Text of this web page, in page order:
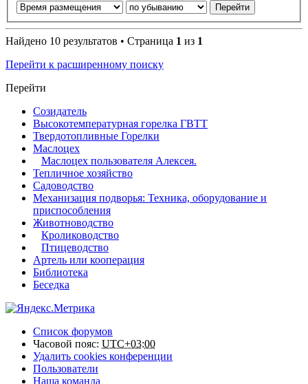
Найдено 10 результатов • Страница 1 из 1
Перейти к расширенному поиску
Перейти
Созидатель
Высокотемпературная горелка ГВТТ
Твердотопливные Горелки
Маслоцех
Маслоцех пользователя Алексея.
Тепличное хозяйство
Садоводство
Механизация подворья: Техника, оборудование и
приспособления
Животноводство
Кролиководство
Птицеводство
Артель или кооперация
Библиотека
Беседка
Список форумов
Часовой пояс: UTC+03:00
Удалить cookies конференции
Пользователи
Наша команда